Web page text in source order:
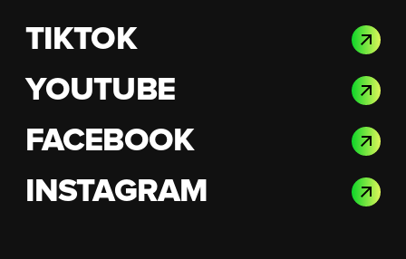
TIKTOK
YOUTUBE
FACEBOOK
INSTAGRAM